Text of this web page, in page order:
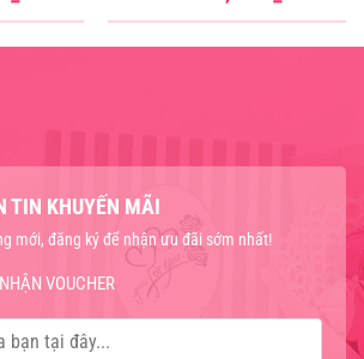
TIN KHUYẾN MÃI
mới, đăng ký để nhận ưu đãi sớm nhất!
VOUCHER